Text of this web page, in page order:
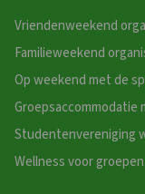
Vriendenweekend
Familieweekend
Op weekend met de
Groepsaccommodatie
Studentenvereniging
Wellness voor groepen